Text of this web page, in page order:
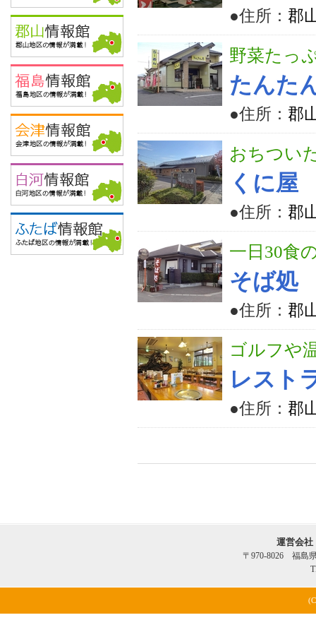
●住所： 郡
野菜たっ
たんた
●住所： 郡
おちつい
くに屋
●住所： 郡
一日30食
そば処
●住所： 郡
ゴルフや
レスト
●住所： 郡
運営会
〒970-8026 福島